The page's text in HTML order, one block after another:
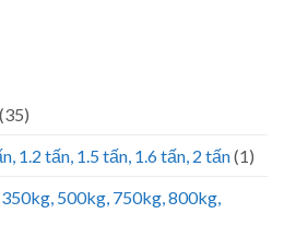
(35)
1.2 tấn, 1.5 tấn, 1.6 tấn, 2 tấn(1)
500kg, 750kg, 800kg,